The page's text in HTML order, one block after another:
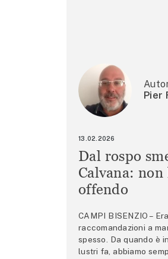
Pier
13.02.2026
Dal rospo
Calvana:
offendo
CAMPI BISENZIO –
raccomandazioni a
spesso. Da quando è
lustri fa, abbiamo